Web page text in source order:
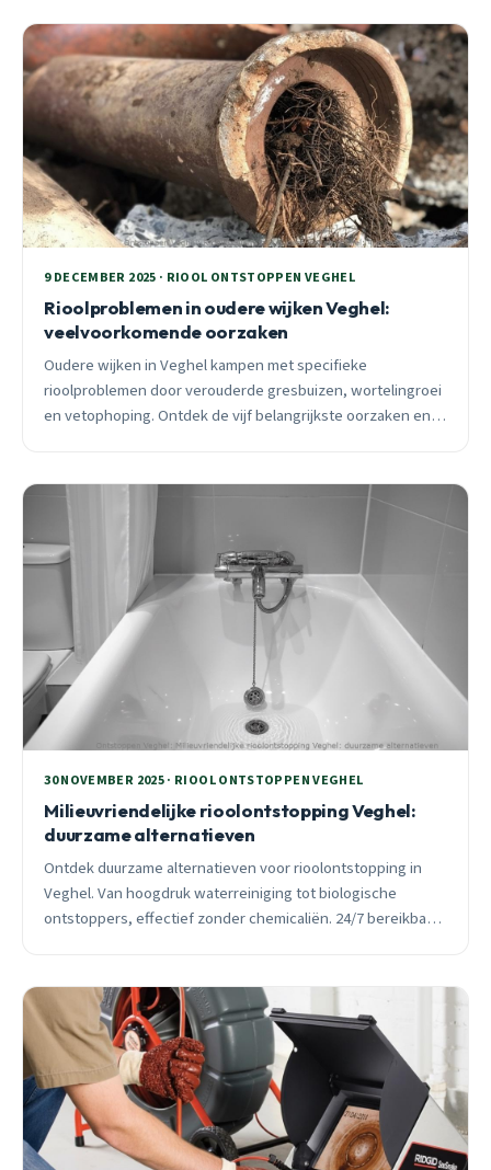
9 DECEMBER 2025 · RIOOL ONTSTOPPEN VEGHEL
Rioolproblemen in oudere wijken Veghel:
veelvoorkomende oorzaken
Oudere wijken in Veghel kampen met specifieke
rioolproblemen door verouderde gresbuizen, wortelingroei
en vetophoping. Ontdek de vijf belangrijkste oorzaken en
30 NOVEMBER 2025 · RIOOL ONTSTOPPEN VEGHEL
Milieuvriendelijke rioolontstopping Veghel:
duurzame alternatieven
Ontdek duurzame alternatieven voor rioolontstopping in
Veghel. Van hoogdruk waterreiniging tot biologische
ontstoppers, effectief zonder chemicaliën. 24/7 bereikbaar